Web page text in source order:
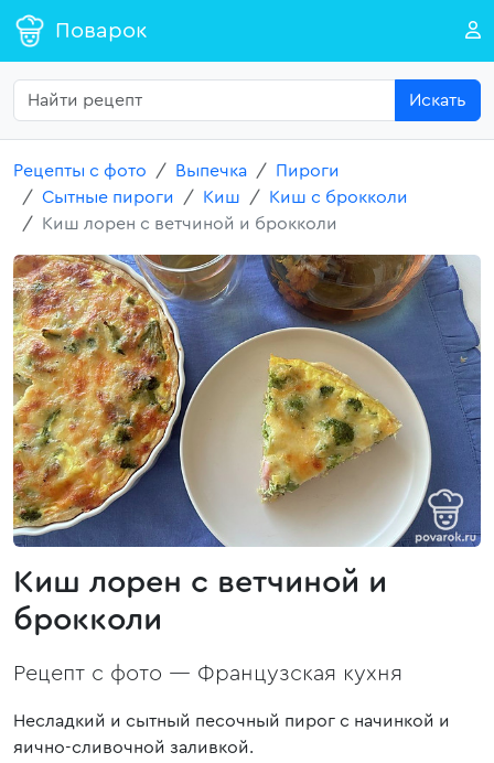
Поварок
Искать
Рецепты с фото Выпечка
Пироги
Сытные пироги
Киш
Киш с брокколи
Киш лорен с ветчиной и брокколи
Киш лорен с ветчиной и
брокколи
Рецепт с фото — Французская кухня
Несладкий и сытный песочный пирог с начинкой и
яично-сливочной заливкой.